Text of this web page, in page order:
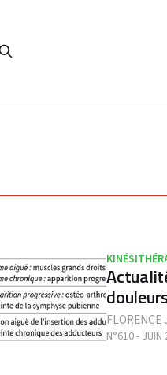
FLORENCE
N°610 - JUIN